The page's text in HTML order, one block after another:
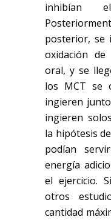
inhibían
posterior, se
oxidación
oral, y se
los MCT se
ingieren
ingieren
la hipótesis
podían
energía
el ejercicio.
otros
cantidad